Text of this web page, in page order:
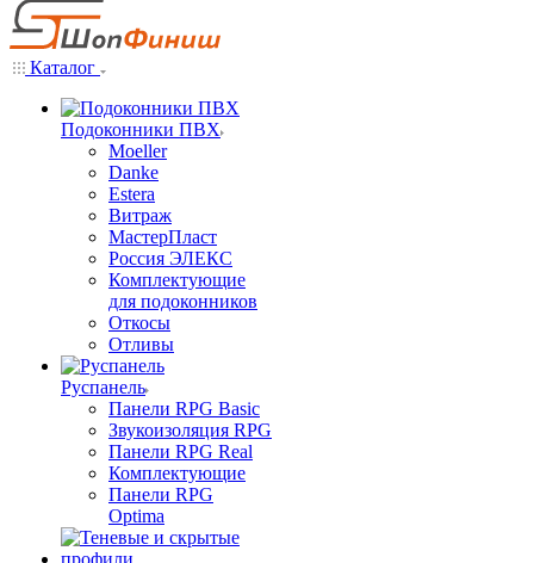
Каталог
Подоконники ПВХ
Moeller
Danke
Estera
Витраж
МастерПласт
Россия ЭЛЕКС
Комплектующие
для подоконников
Откосы
Отливы
Руспанель
Панели RPG Basic
Звукоизоляция RPG
Панели RPG Real
Комплектующие
Панели RPG
Optima